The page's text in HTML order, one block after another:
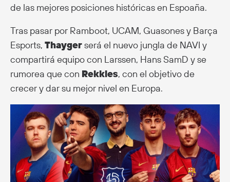
de las mejores posiciones históricas en Espoaña.
Tras pasar por Ramboot, UCAM, Guasones y Barça
Esports, Thaygerserá el nuevo jungla de NAVI y
compartirá equipo con Larssen, Hans SamD y se
rumorea que con Rekkles, con el objetivo de
crecer y dar su mejor nivel en Europa.